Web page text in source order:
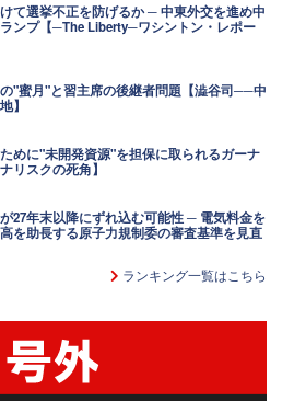
て選挙不正を防げるか ─ 中東外交を進め中
ンプ【─The Liberty─ワシントン・レポー
"蜜月"と習主席の後継者問題【澁谷司──中
】
めに"未開発資源"を担保に取られるガーナ
リスクの死角】
27年末以降にずれ込む可能性 ─ 電気料金を
を助長する原子力規制委の審査基準を見直
ランキング一覧はこちら